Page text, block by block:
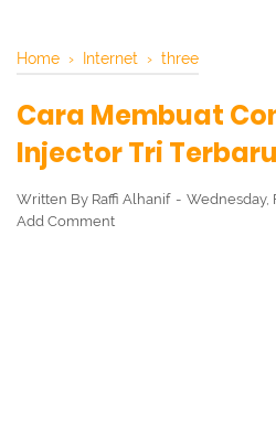
Home › Internet › three
Cara Membuat
Injector Tri
Written By Raffi Alhanif
Wednesday,
Add Comment